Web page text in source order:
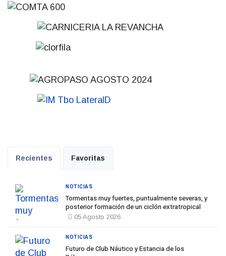
Recientes Favoritas
Tormentas muy fuertes, puntualmente severas, y
posterior formación de un ciclón extratropical
05 Agosto 2026
NOTICIAS
Futuro de Club Náutico y Estancia de los
NOTICIAS